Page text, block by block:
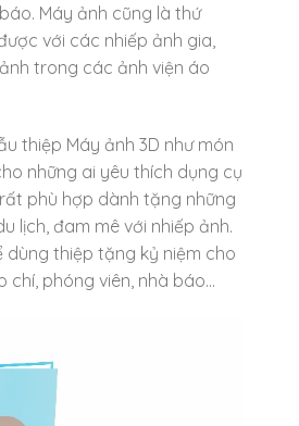
Máy ảnh cũng là thứ
với các nhiếp ảnh gia,
trong các ảnh viện áo
thiệp Máy ảnh 3D như món
những ai yêu thích dụng cụ
phù hợp dành tặng những
lịch, đam mê với nhiếp ảnh.
dùng thiệp tặng kỷ niệm cho
chí, phóng viên, nhà báo…